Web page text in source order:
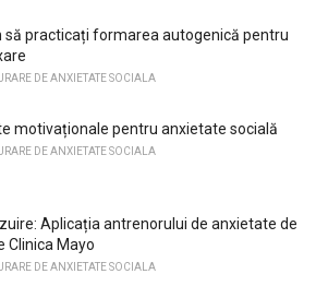
să practicați formarea autogenică pentru
DE ANXIETATE SOCIALA
motivaționale pentru anxietate socială
DE ANXIETATE SOCIALA
Aplicația antrenorului de anxietate de
Clinica Mayo
DE ANXIETATE SOCIALA